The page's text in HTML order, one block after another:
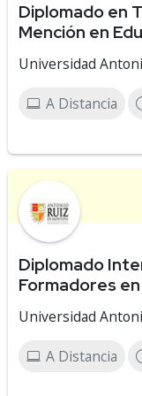
Diplomado en
Mención en
Universidad
A Distancia
Diplomado
Formadores
Universidad
A Distancia